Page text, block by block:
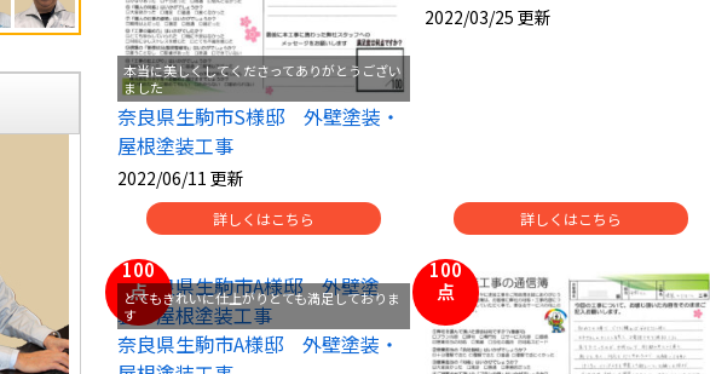
本当に美しくしてくださってありがとうござい
ました
奈良県生駒市S様邸 外壁塗装・
屋根塗装工事
2022/06/11 更新
詳しくはこちら
2022/03/25 更新
詳しくはこちら
100
点
とてもきれいに仕上がりとても満足しておりま
す
奈良県生駒市A様邸 外壁塗装・
100
点